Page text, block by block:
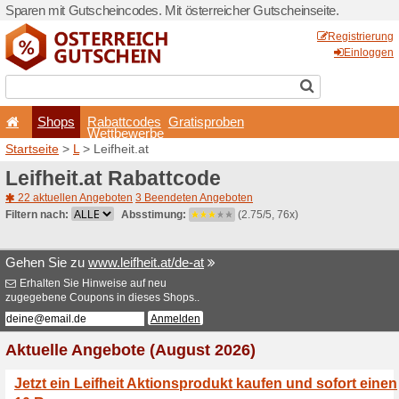
Sparen mit
Shops
Startseite>L> Leifheit.at